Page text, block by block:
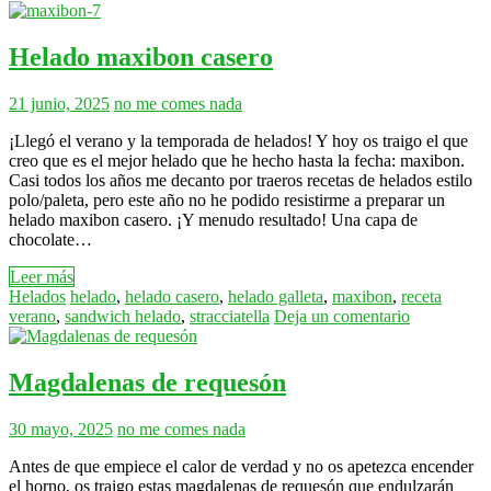
Helado maxibon casero
21 junio, 2025 no me comes nada
¡Llegó el verano y la temporada de helados! Y hoy os traigo el que
creo que es el mejor helado que he hecho hasta la fecha: maxibon.
Casi todos los años me decanto por traeros recetas de helados estilo
polo/paleta, pero este año no he podido resistirme a preparar un
helado maxibon casero. ¡Y menudo resultado! Una capa de
chocolate…
Leer más
Helados helado, helado casero, helado galleta, maxibon, receta
verano, sandwich helado, stracciatella Deja un comentario
Magdalenas de requesón
30 mayo, 2025 no me comes nada
Antes de que empiece el calor de verdad y no os apetezca encender
el horno, os traigo estas magdalenas de requesón que endulzarán